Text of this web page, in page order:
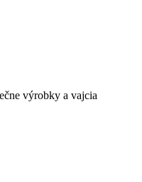
výrobky a vajcia